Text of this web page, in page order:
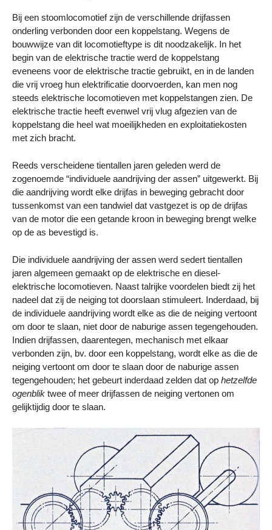
Bij een stoomlocomotief zijn de verschillende drijfassen
onderling verbonden door een koppelstang. Wegens de
bouwwijze van dit locomotieftype is dit noodzakelijk. In het
begin van de elektrische tractie werd de koppelstang
eveneens voor de elektrische tractie gebruikt, en in de landen
die vrij vroeg hun elektrificatie doorvoerden, kan men nog
steeds elektrische locomotieven met koppelstangen zien. De
elektrische tractie heeft evenwel vrij vlug afgezien van de
koppelstang die heel wat moeilijkheden en exploitatiekosten
met zich bracht.
Reeds verscheidene tientallen jaren geleden werd de
zogenoemde “individuele aandrijving der assen” uitgewerkt. Bij
die aandrijving wordt elke drijfas in beweging gebracht door
tussenkomst van een tandwiel dat vastgezet is op de drijfas
van de motor die een getande kroon in beweging brengt welke
op de as bevestigd is.
Die individuele aandrijving der assen werd sedert tientallen
jaren algemeen gemaakt op de elektrische en diesel-
elektrische locomotieven. Naast talrijke voordelen biedt zij het
nadeel dat zij de neiging tot doorslaan stimuleert. Inderdaad, bij
de individuele aandrijving wordt elke as die de neiging vertoont
om door te slaan, niet door de naburige assen tegengehouden.
Indien drijfassen, daarentegen, mechanisch met elkaar
verbonden zijn, bv. door een koppelstang, wordt elke as die de
neiging vertoont om door te slaan door de naburige assen
tegengehouden; het gebeurt inderdaad zelden dat op hetzelfde
ogenblik twee of meer drijfassen de neiging vertonen om
gelijktijdig door te slaan.